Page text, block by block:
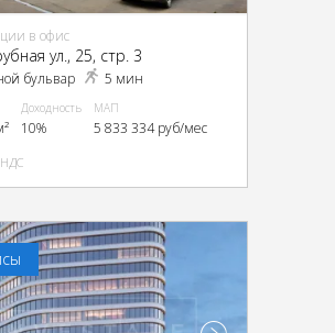
в офис
ул., 25, стр. 3
бульвар 5 мин
Доходность
10%
МАП
5 833 334 руб/мес
НДС